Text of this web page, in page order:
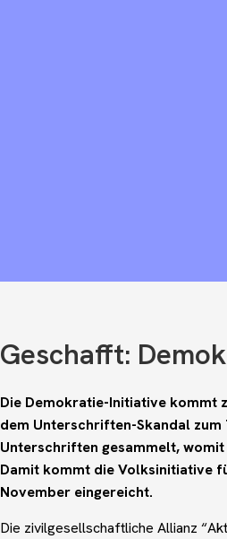
Geschafft:
Die Demokratie-Initiative kommt
dem Unterschriften-Skandal
Unterschriften gesammelt,
Damit kommt die Volksinitiative
November eingereicht.
Die zivilgesellschaftliche Allianz